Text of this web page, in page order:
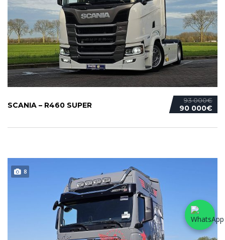
93 000€
90 000€
SCANIA – R460 SUPER
8